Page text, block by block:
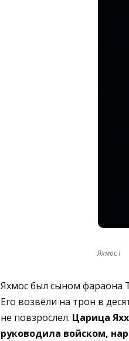
Яхмос I
Яхмос был сыном фараона
Его возвели на трон в
не повзрослел. Царица
руководила войском,